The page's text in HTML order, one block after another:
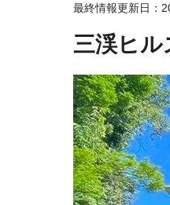
最終情報更新日：
三渓ヒ